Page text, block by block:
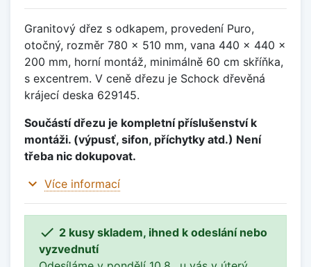
Granitový dřez s odkapem, provedení Puro,
otočný, rozměr 780 x 510 mm, vana 440 x 440 x
200 mm, horní montáž, minimálně 60 cm skříňka,
s excentrem. V ceně dřezu je Schock dřevěná
krájecí deska 629145.
Součástí dřezu je kompletní příslušenství k
montáži. (výpusť, sifon, příchytky atd.) Není
třeba nic dokupovat.
expand_more Více informací
 2 kusy skladem, ihned k odeslání nebo
vyzvednutí